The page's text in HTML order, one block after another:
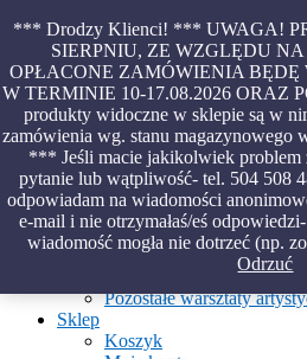
*** Drodzy Klienci! *** UWAGA!
SIERPNIU, ZE WZGLĘDU
OPŁACONE ZAMÓWIENIA
W TERMINIE 10-17.08.2026 ORAZ
produkty widoczne w sklepie są w
zamówienia wg. stanu magazynowego
*** Jeśli macie jakikolwiek problem
pytanie lub wątpliwość- tel. 504 508
odpowiadam na wiadomości
e-mail i nie otrzymałaś/eś
wiadomość mogła nie dotrzeć (np.
Odrzuć
Skip
content
Piękno malowane na wodzie – papiery
introligatorskie – oprawy – etui –
Aktualności
O Pracowni
Ebru
Warsztaty
Warsztaty malowania na
Pozostałe warsztaty
Sklep
Koszyk